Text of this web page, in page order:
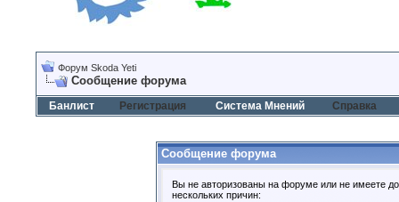
Форум Skoda Yeti
Сообщение форума
Банлист Регистрация Система Мнений Справка
Сообщение форума
Вы не авторизованы на форуме или не имеете
нескольких причин: